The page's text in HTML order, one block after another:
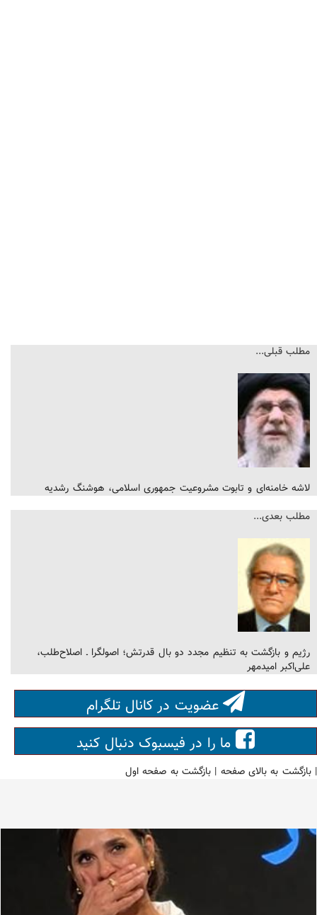
مطلب قبلی...
لاشه خامنه‌ای و تابوت مشروعیت جمهوری اسلامی، هوشنگ رشدیه
مطلب بعدی...
رژیم و بازگشت به تنظیم مجدد دو بال قدرتش؛ اصولگرا ـ اصلاح‌طلب،
علی‌اکبر امیدمهر
عضویت در کانال تلگرام
ما را در فیسبوک دنبال کنید
|بازگشت به بالای صفحه |بازگشت به صفحه اول